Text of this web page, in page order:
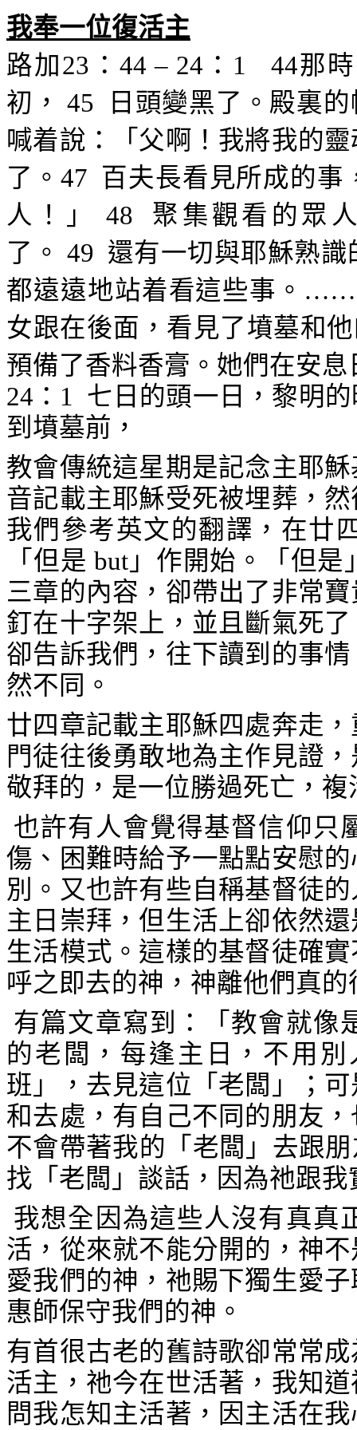
我奉一位復活主
路加 23 ： 44 – 24 ： 1 44那
初，
45
日頭變黑了。殿裏
喊着說 ：「父啊！我將我的
了。 47 百夫長看見所成的事
人！」
48 聚集觀看的眾
了。 49 還有一切與耶穌熟識
都遠遠地站着看這些事。
女跟在後面 ，看見了墳墓和
預備了香料香膏。她們在安
24 ： 1 七日的頭一日 ，黎明
到墳墓前，
教會傳統這星期是記念主耶
音記載主耶穌受死被埋葬，
我們參考英文的翻譯，在廿
「但是 but 」作開始。「但
三章的內容，卻帶出了非常
釘在十字架上，並且斷氣死
卻告訴我們，往下讀到的事
然不同。
廿四章記載主耶穌四處奔走
門徒往後勇敢地為主作見證
敬拜的，是一位勝過死亡，
也許有人會覺得基督信仰只
傷、困難時給予一點點安慰
別。又也許有些自稱基督徒
主日崇拜，但生活上卻依然
生活模式。這樣的基督徒確
呼之即去的神，神離他們真
有篇文章寫到：「教會就像
的老闆，每逢主日，不用
班」，去見這位「老闆」；
和去處，有自己不同的朋友
不會帶著我的「老闆」去跟
找「老闆」談話，因為祂跟
我想全因為這些人沒有真真
活，從來就不能分開的，神
愛我們的神，祂賜下獨生愛
惠師保守我們的神。
有首很古老的舊詩歌卻常常
活主，祂今在世活著，我知
問我怎知主活著，因主活在